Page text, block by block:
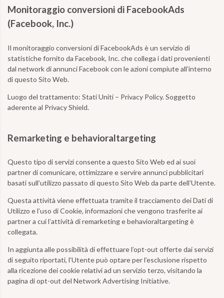
Monitoraggio conversioni di FacebookAds
(Facebook, Inc.)
Il monitoraggio conversioni di FacebookAds è un servizio di
statistiche fornito da Facebook, Inc. che collega i dati provenienti
dal network di annunci Facebook con le azioni compiute all’interno
di questo Sito Web.
Luogo del trattamento: Stati Uniti – Privacy Policy. Soggetto
aderente al Privacy Shield.
Remarketing e behavioraltargeting
Questo tipo di servizi consente a questo Sito Web ed ai suoi
partner di comunicare, ottimizzare e servire annunci pubblicitari
basati sull’utilizzo passato di questo Sito Web da parte dell’Utente.
Questa attività viene effettuata tramite il tracciamento dei Dati di
Utilizzo e l’uso di Cookie, informazioni che vengono trasferite ai
partner a cui l’attività di remarketing e behavioraltargeting è
collegata.
In aggiunta alle possibilità di effettuare l’opt-out offerte dai servizi
di seguito riportati, l’Utente può optare per l’esclusione rispetto
alla ricezione dei cookie relativi ad un servizio terzo, visitando la
pagina di opt-out del Network Advertising Initiative.